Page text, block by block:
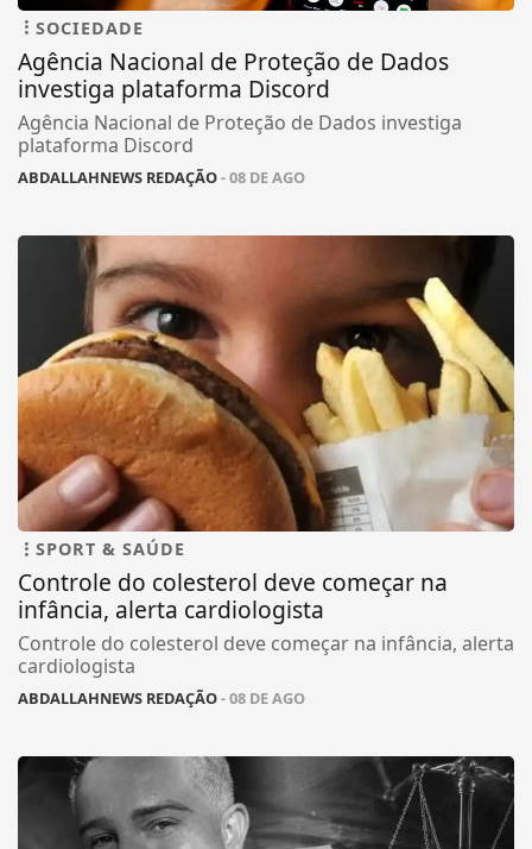
SOCIEDADE
Agência Nacional de Proteção de Dados
investiga plataforma Discord
Agência Nacional de Proteção de Dados investiga
plataforma Discord
ABDALLAHNEWS REDAÇÃO- 08 DE AGO
SPORT & SAÚDE
Controle do colesterol deve começar na
infância, alerta cardiologista
Controle do colesterol deve começar na infância, alerta
cardiologista
ABDALLAHNEWS REDAÇÃO- 08 DE AGO